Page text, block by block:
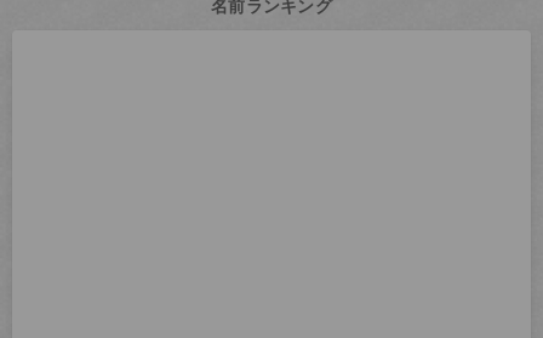
名前ランキング